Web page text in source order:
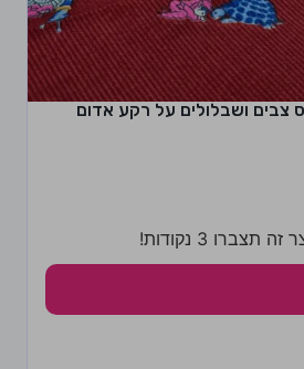
צבים ושבלולים על רקע אדום
3 נקודות!